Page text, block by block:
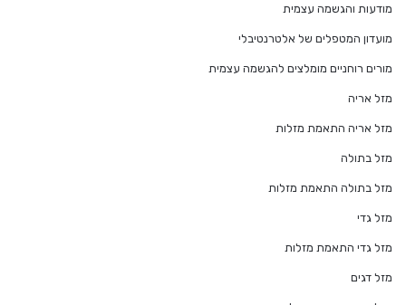
מודעות והגשמה עצמית
מועדון המטפלים של אלטרנטיבלי
מורים רוחניים מומלצים להגשמה עצמית
מזל אריה
מזל אריה התאמת מזלות
מזל בתולה
מזל בתולה התאמת מזלות
מזל גדי
מזל גדי התאמת מזלות
מזל דגים